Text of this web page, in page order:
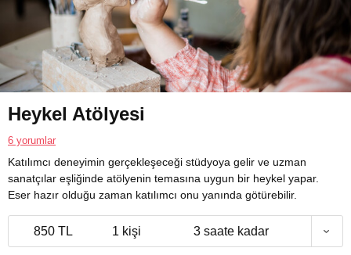
Heykel Atölyesi
6 yorumlar
Katılımcı deneyimin gerçekleşeceği stüdyoya gelir ve uzman
sanatçılar eşliğinde atölyenin temasına uygun bir heykel yapar.
Eser hazır olduğu zaman katılımcı onu yanında götürebilir.
850 TL 1 kişi 3 saate kadar